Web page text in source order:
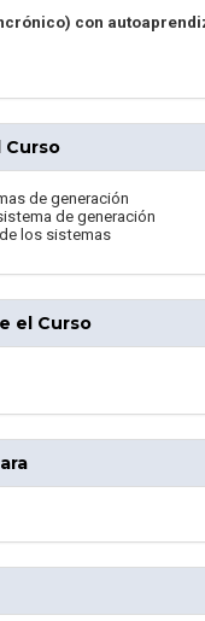
con
Curso
de generación
de generación
los sistemas
el Curso